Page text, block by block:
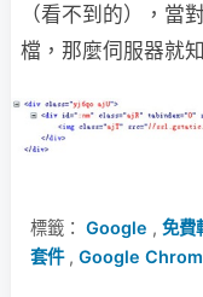
（看不到的），當
檔，那麼伺服器就
標籤： Google , 免費
套件, Google